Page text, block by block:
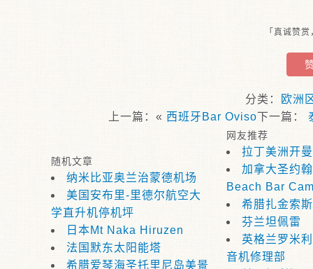
「真诚赞
分类：
欧洲
上一篇：« 西班牙Bar Oviso下一篇：
随机文章
纳米比亚奥兰治蒙德机场
美国安布里-里德尔航空大
学直升机停机坪
日本Mt Naka Hiruzen
法国默东太阳能塔
希腊爱琴海圣托里尼岛美景
网友推荐
拉丁美洲开
加拿大圣约
Beach Bar
希腊扎金索
芬兰坦佩雷
英格兰罗米
音机修理部